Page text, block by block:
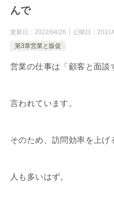
んで
更新日： 2022/04/26 公開日： 2011/
第3章営業と販促
営業の仕事は「顧客と面談
言われています。
そのため、訪問効率を上げ
人も多いはず。